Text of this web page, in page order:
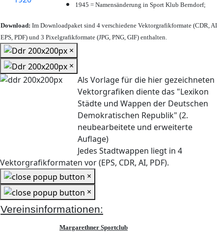
1945 = Namensänderung in Sport Klub Berndorf;
Download: Im Downloadpaket sind 4 verschiedene Vektorgrafikformate (CDR, AI
EPS, PDF) und 3 Pixelgrafikformate (JPG, PNG, GIF) enthalten.
×
×
Als Vorlage für die hier gezeichneten
Vektorgrafiken diente das "Lexikon
Städte und Wappen der Deutschen
Demokratischen Republik" (2.
neubearbeitete und erweiterte
Auflage)
Jedes Stadtwappen liegt in 4
Vektorgrafikformaten vor (EPS, CDR, AI, PDF).
×
×
Vereinsinformationen:
Margarethner Sportclub